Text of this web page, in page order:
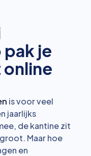
pak je
online
is voor veel
jaarlijks
de kantine zit
Maar hoe
en